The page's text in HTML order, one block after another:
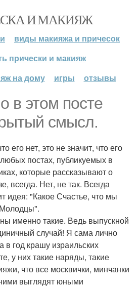
И МАКИЯЖ
виды макияжа и причесок
прически и макияж
на дому
игры отзывы
в этом посте
смысл.
его нет, это не значит, что его
постах, публикуемых в
которые рассказывают о
всегда. Нет, не так. Всегда
идея: "Какое Счастье, что мы
именно такие. Ведь выпускной
случай! Я сама лично
в год крашу израильских
у них такие наряды, такие
что все москвички, минчанки
выглядят юными